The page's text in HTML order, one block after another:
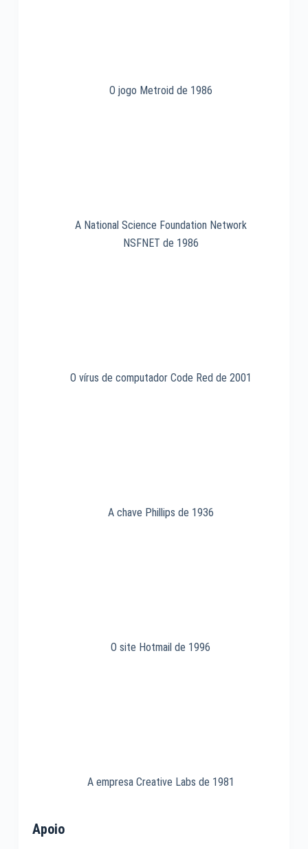
O jogo Metroid de 1986
A National Science Foundation Network
NSFNET de 1986
O vírus de computador Code Red de 2001
A chave Phillips de 1936
O site Hotmail de 1996
A empresa Creative Labs de 1981
Apoio